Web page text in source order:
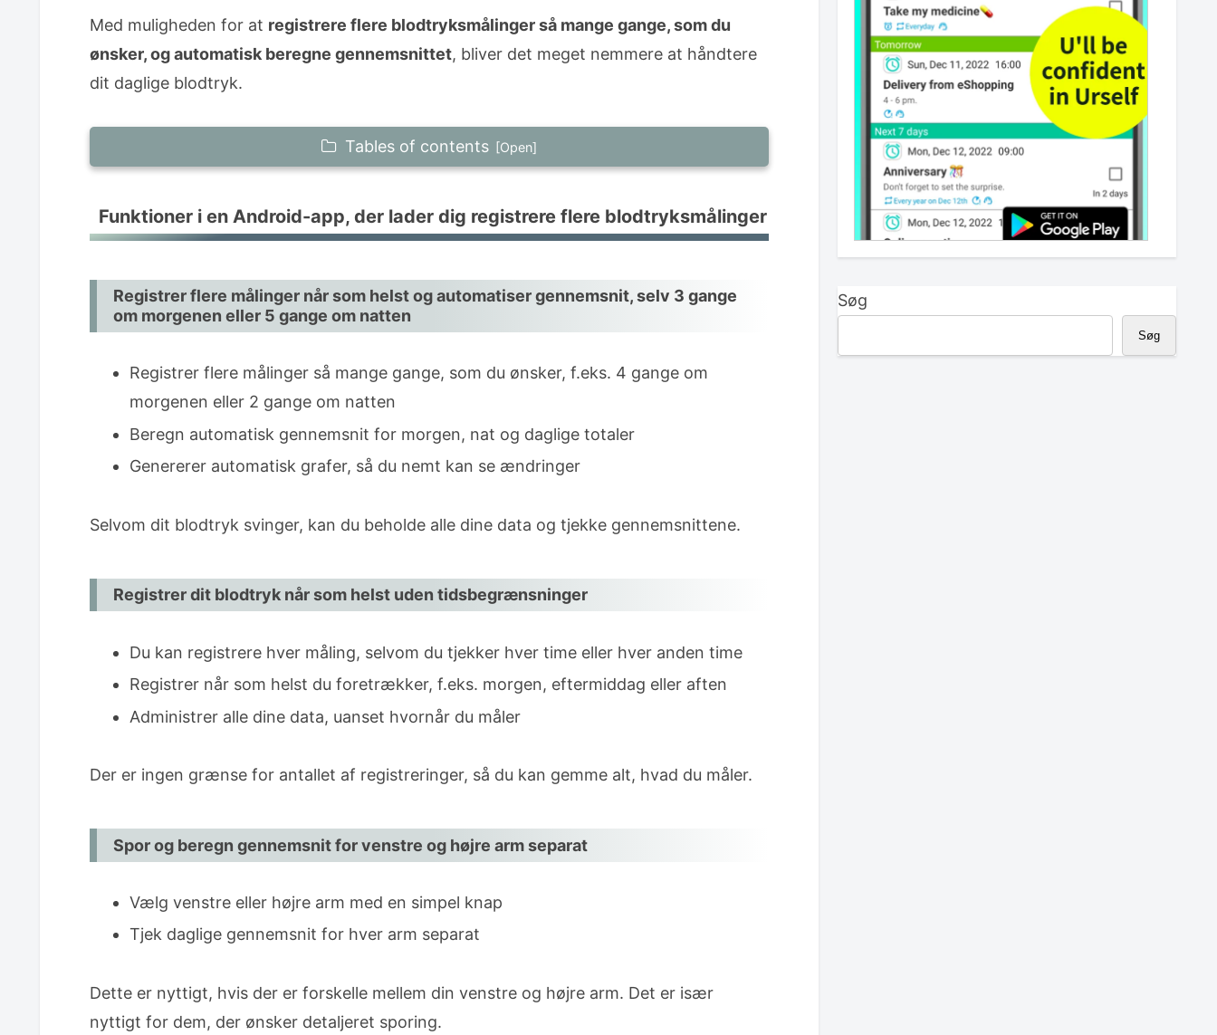
Med muligheden for at registrere flere blodtryksmålinger så mange gange, som du
ønsker, og automatisk beregne gennemsnittet, bliver det meget nemmere at håndtere
dit daglige blodtryk.
Tables of contents
Registrer flere målinger når som helst og automatiser gennemsnit, selv 3
gange om morgenen eller 5 gange om natten
Registrer dit blodtryk når som helst uden tidsbegrænsninger
Spor og beregn gennemsnit for venstre og højre arm separat
Ofte stillede spørgsmål (Q&A)
Q. Kan appen måle blodtrykket af sig selv?
Resumé: Gør sporing af flere blodtryksmålinger lettere
Funktioner i en Android-app, der lader dig registrere flere blodtryksmålinger
Registrer flere målinger når som helst og automatiser gennemsnit, selv 3 gange
om morgenen eller 5 gange om natten
Registrer flere målinger så mange gange, som du ønsker, f.eks. 4 gange om
morgenen eller 2 gange om natten
Beregn automatisk gennemsnit for morgen, nat og daglige totaler
Genererer automatisk grafer, så du nemt kan se ændringer
Selvom dit blodtryk svinger, kan du beholde alle dine data og tjekke gennemsnittene.
Registrer dit blodtryk når som helst uden tidsbegrænsninger
Du kan registrere hver måling, selvom du tjekker hver time eller hver anden time
Registrer når som helst du foretrækker, f.eks. morgen, eftermiddag eller aften
Administrer alle dine data, uanset hvornår du måler
Der er ingen grænse for antallet af registreringer, så du kan gemme alt, hvad du måler.
Spor og beregn gennemsnit for venstre og højre arm separat
Vælg venstre eller højre arm med en simpel knap
Tjek daglige gennemsnit for hver arm separat
Dette er nyttigt, hvis der er forskelle mellem din venstre og højre arm. Det er især
nyttigt for dem, der ønsker detaljeret sporing.
Søg
Søg